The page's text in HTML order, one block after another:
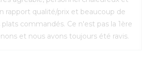
rapport qualité/prix et beaucoup de
plats commandés. Ce n'est pas la 1ère
et nous avons toujours été ravis.